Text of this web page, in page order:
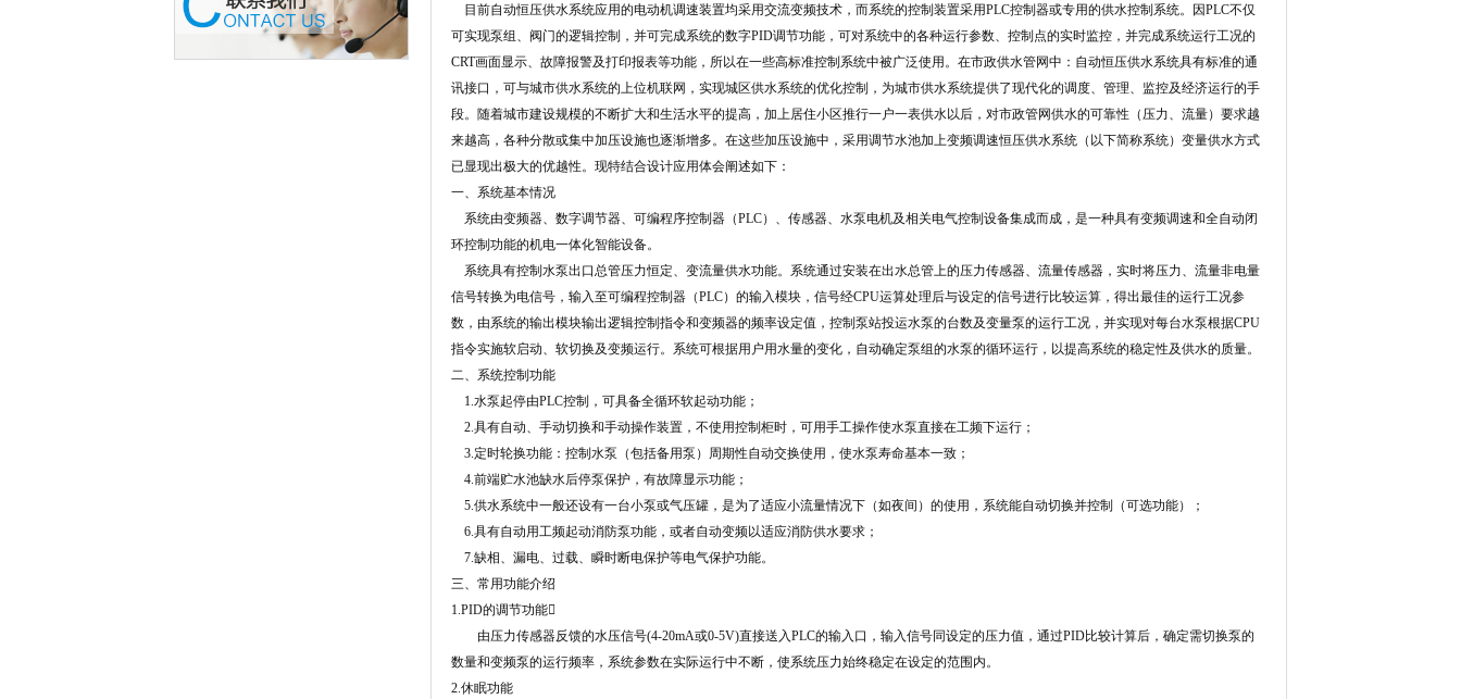
目前自动恒压供水系统应用的电动机调速装置均采用交流变频技术，而系统的控制装置采用PLC控制器或专用的供水控制系统。因PLC不仅
可实现泵组、阀门的逻辑控制，并可完成系统的数字PID调节功能，可对系统中的各种运行参数、控制点的实时监控，并完成系统运行工况的
CRT画面显示、故障报警及打印报表等功能，所以在一些高标准控制系统中被广泛使用。在市政供水管网中：自动恒压供水系统具有标准的通
讯接口，可与城市供水系统的上位机联网，实现城区供水系统的优化控制，为城市供水系统提供了现代化的调度、管理、监控及经济运行的手
段。随着城市建设规模的不断扩大和生活水平的提高，加上居住小区推行一户一表供水以后，对市政管网供水的可靠性（压力、流量）要求越
来越高，各种分散或集中加压设施也逐渐增多。在这些加压设施中，采用调节水池加上变频调速恒压供水系统（以下简称系统）变量供水方式
已显现出极大的优越性。现特结合设计应用体会阐述如下：
一、系统基本情况
系统由变频器、数字调节器、可编程序控制器（PLC）、传感器、水泵电机及相关电气控制设备集成而成，是一种具有变频调速和全自动闭
环控制功能的机电一体化智能设备。
系统具有控制水泵出口总管压力恒定、变流量供水功能。系统通过安装在出水总管上的压力传感器、流量传感器，实时将压力、流量非电量
信号转换为电信号，输入至可编程控制器（PLC）的输入模块，信号经CPU运算处理后与设定的信号进行比较运算，得出最佳的运行工况参
数，由系统的输出模块输出逻辑控制指令和变频器的频率设定值，控制泵站投运水泵的台数及变量泵的运行工况，并实现对每台水泵根据CPU
指令实施软启动、软切换及变频运行。系统可根据用户用水量的变化，自动确定泵组的水泵的循环运行，以提高系统的稳定性及供水的质量。
二、系统控制功能
1.水泵起停由PLC控制，可具备全循环软起动功能；
2.具有自动、手动切换和手动操作装置，不使用控制柜时，可用手工操作使水泵直接在工频下运行；
3.定时轮换功能：控制水泵（包括备用泵）周期性自动交换使用，使水泵寿命基本一致；
4.前端贮水池缺水后停泵保护，有故障显示功能；
5.供水系统中一般还设有一台小泵或气压罐，是为了适应小流量情况下（如夜间）的使用，系统能自动切换并控制（可选功能）；
6.具有自动用工频起动消防泵功能，或者自动变频以适应消防供水要求；
7.缺相、漏电、过载、瞬时断电保护等电气保护功能。
三、常用功能介绍
1.PID的调节功能
由压力传感器反馈的水压信号(4-20mA或0-5V)直接送入PLC的输入口，输入信号同设定的压力值，通过PID比较计算后，确定需切换泵的
数量和变频泵的运行频率，系统参数在实际运行中不断，使系统压力始终稳定在设定的范围内。
2.休眠功能